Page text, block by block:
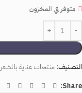
متوفر في المخزون
التصنيف: منتجات عناية بالشعر
Share: